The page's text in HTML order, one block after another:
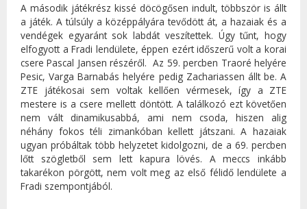
A második játékrész kissé döcögősen indult, többször is állt
a játék. A túlsúly a középpályára tevődött át, a hazaiak és a
vendégek egyaránt sok labdát veszítettek. Úgy tűnt, hogy
elfogyott a Fradi lendülete, éppen ezért időszerű volt a korai
csere Pascal Jansen részéről. Az 59. percben Traoré helyére
Pesic, Varga Barnabás helyére pedig Zachariassen állt be. A
ZTE játékosai sem voltak kellően vérmesek, így a ZTE
mestere is a csere mellett döntött. A találkozó ezt követően
nem vált dinamikusabbá, ami nem csoda, hiszen alig
néhány fokos téli zimankóban kellett játszani. A hazaiak
ugyan próbáltak több helyzetet kidolgozni, de a 69. percben
lőtt szögletből sem lett kapura lövés. A meccs inkább
takarékon pörgött, nem volt meg az első félidő lendülete a
Fradi szempontjából.